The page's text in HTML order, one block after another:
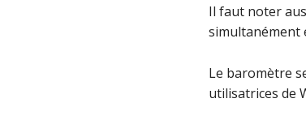
Il faut noter
simultanément
Le baromètre
utilisatrices de